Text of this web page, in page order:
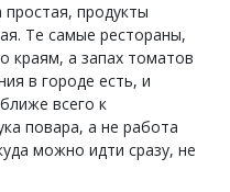
продукты
Те самые рестораны,
краям, а запах томатов
в городе есть, и
всего к
повара, а не работа
можно идти сразу, не